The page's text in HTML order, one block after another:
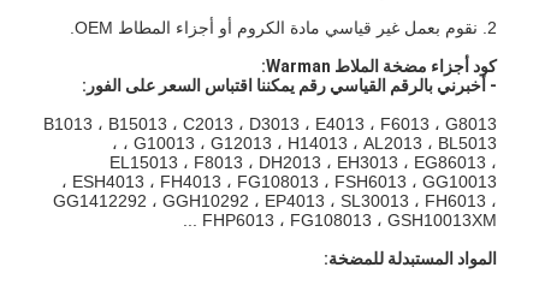
2. نقوم بعمل غير قياسي مادة الكروم أو أجزاء المطاط OEM.
كود أجزاء مضخة الملاط Warman:
- أخبرني بالرقم القياسي رقم يمكننا اقتباس السعر على الفور:
B1013 ، B15013 ، C2013 ، D3013 ، E4013 ، F6013 ، G8013
، G10013 ، G12013 ، H14013 ، AL2013 ، BL5013 ،
EL15013 ، F8013 ، DH2013 ، EH3013 ، EG86013 ،
ESH4013 ، FH4013 ، FG108013 ، FSH6013 ، GG10013 ،
GG1412292 ، GGH10292 ، EP4013 ، SL30013 ، FH6013 ،
FHP6013 ، FG108013 ، GSH10013XM ...
المواد المستبدلة للمضخة: